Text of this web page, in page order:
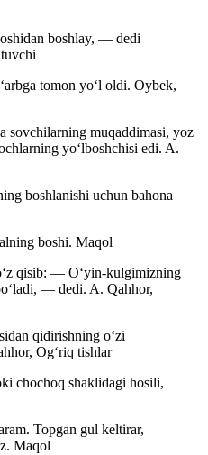
boshlay, — dedi
tomon yoʻl oldi. Oybek,
sovchilarning muqaddimasi, yoz
yoʻlboshchisi edi. A.
boshlanishi uchun bahona
boshi. Maqol
qisib: — Oʻyin-kulgimizning
— dedi. A. Qahhor,
qidirishning oʻzi
Ogʻriq tishlar
chochoq shaklidagi hosili,
Topgan gul keltirar,
Maqol